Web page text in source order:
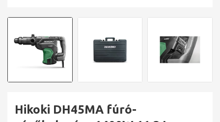
Hikoki DH45MA fúró-